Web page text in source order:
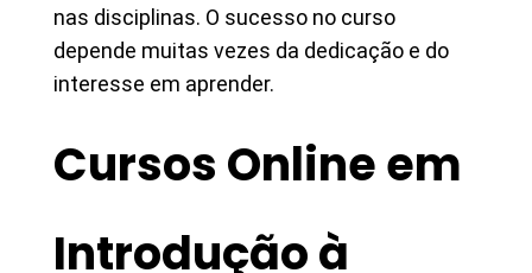
nas disciplinas. O sucesso no curso
depende muitas vezes da dedicação e do
interesse em aprender.
Cursos Online em
Introdução à